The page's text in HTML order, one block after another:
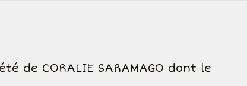
de CORALIE SARAMAGO dont le